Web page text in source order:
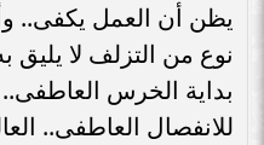
يظن أن العمل يكفى..
نوع من التزلف لا يليق
بداية الخرس
للانفصال العاطفى..